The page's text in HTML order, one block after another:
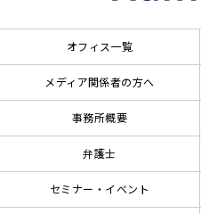
オフィス一覧
メディア関係者の方へ
事務所概要
弁護士
セミナー・イベント